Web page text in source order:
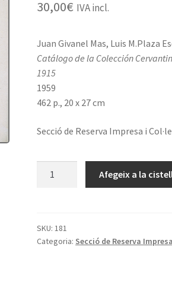
30,00€ IVA incl.
Juan Givanel Mas, Luis M.Plaza
Catálogo de la Colección
1915
1959
462 p., 20 x 27 cm
Secció de Reserva Impresa i
la
Colección
Afegeix a la
SKU:181
Categoria: Secció de Reserva